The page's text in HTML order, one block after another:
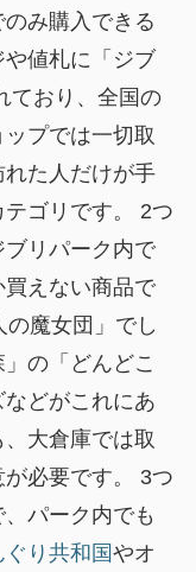
み購入できる
値札に「ジブ
ており、全国の
プでは一切取
れた人だけが手
ゴリです。 2つ
ブリパーク内で
えない商品で
魔女団」でし
の「どんどこ
どがこれにあ
大倉庫では取
必要です。 3つ
、パーク内でも
ぐり共和国やオ